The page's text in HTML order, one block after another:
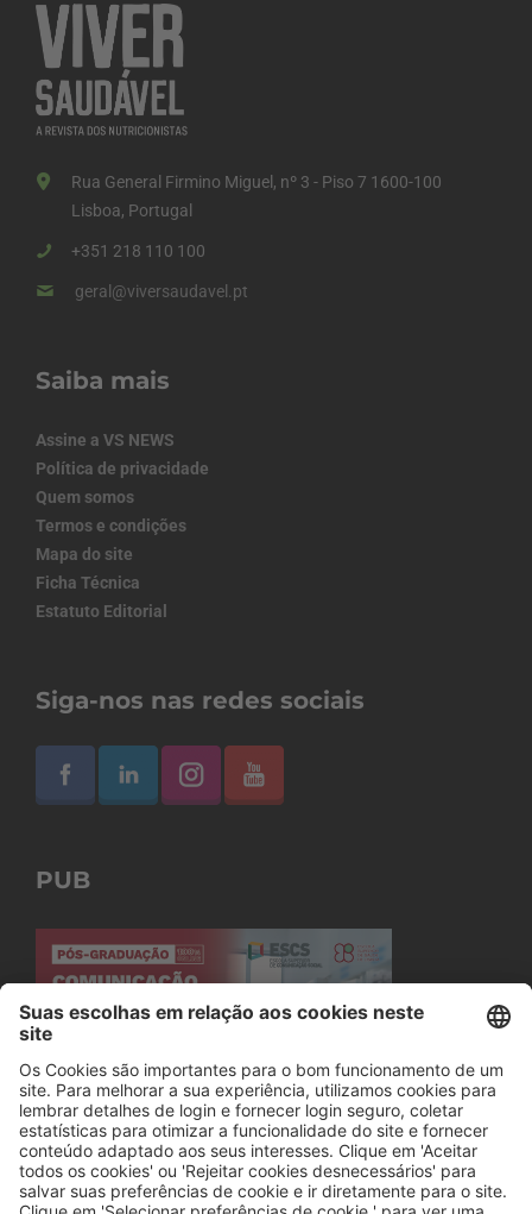
Rua General Firmino Miguel, nº 3 - Piso 7 1600-100
Lisboa, Portugal
+351 218 110 100
geral@viversaudavel.pt
Saiba mais
Assine a VS NEWS
Política de privacidade
Quem somos
Termos e condições
Mapa do site
Ficha Técnica
Estatuto Editorial
Siga-nos nas redes sociais
PUB